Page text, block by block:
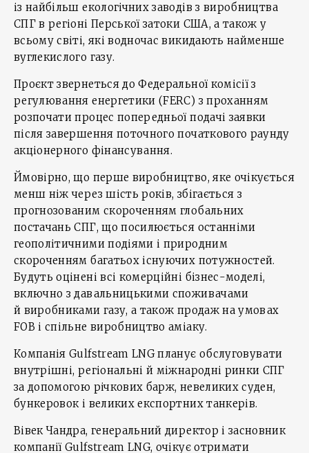
із найбільш екологічних заводів з виробництва
СПГ в регіоні Перської затоки США, а також у
всьому світі, які водночас викидають найменше
вуглекислого газу.
Проєкт звернеться до Федеральної комісії з
регулювання енергетики (FERC) з проханням
розпочати процес попередньої подачі заявки
після завершення поточного початкового раунду
акціонерного фінансування.
Ймовірно, що перше виробництво, яке очікується
менш ніж через шість років, збігається з
прогнозованим скороченням глобальних
постачань СПГ, що посилюється останніми
геополітичними подіями і природним
скороченням багатьох існуючих потужностей.
Будуть оцінені всі комерційні бізнес-моделі,
включно з давальницькими споживачами
й виробниками газу, а також продаж на умовах
FOB і спільне виробництво аміаку.
Компанія Gulfstream LNG планує обслуговувати
внутрішні, регіональні й міжнародні ринки СПГ
за допомогою річкових барж, невеликих суден,
бункеровок і великих експортних танкерів.
Вівек Чандра, генеральний директор і засновник
компанії Gulfstream LNG, очікує отримати